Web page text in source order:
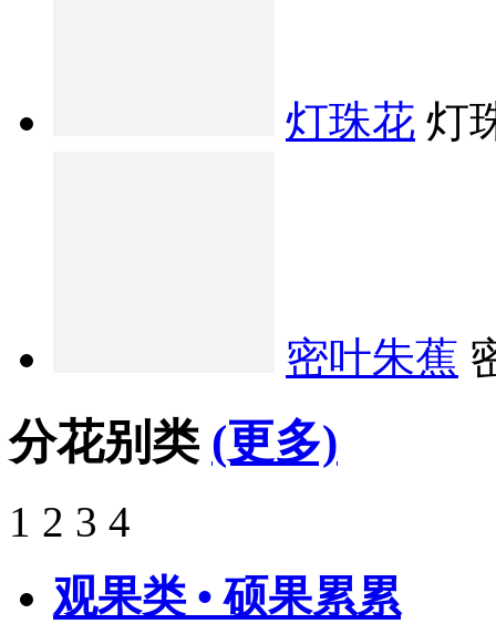
灯珠花 灯
密叶朱蕉
分花别类 (更多)
1 2 3 4
观果类 • 硕果累累